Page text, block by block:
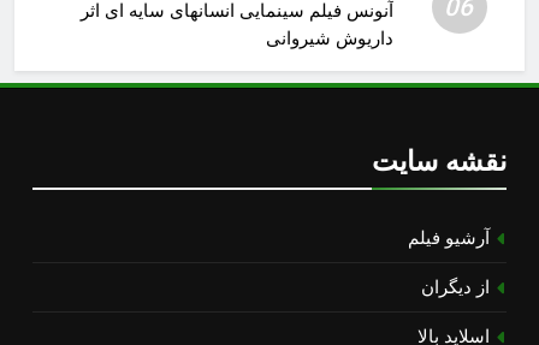
06
آنونس فیلم سینمایی انسانهای سایه ای اثر
داریوش شیروانی
نقشه سایت
آرشیو فیلم
از دیگران
اسلاید بالا